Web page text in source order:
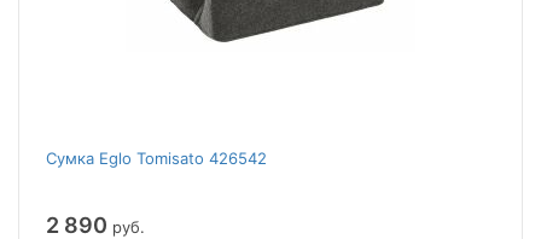
Сумка Eglo Tomisato 426542
2 890 руб.